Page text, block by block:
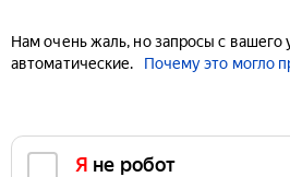
Нам очень жаль, но запросы с вашего
автоматические.
Почему это могло
Я не робот